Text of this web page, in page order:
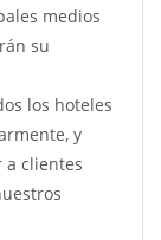
medios
su
los hoteles
y
clientes